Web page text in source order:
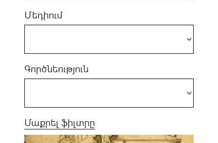
Մեդիում
Գործնեություն
Մաքրել ֆիլտրը